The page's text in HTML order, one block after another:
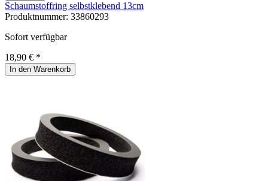
Schaumstoffring selbstklebend 13cm
Produktnummer: 33860293
Sofort verfügbar
18,90 € *
In den Warenkorb